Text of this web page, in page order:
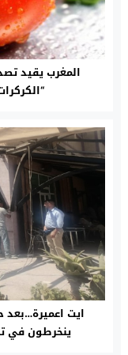
المغرب يقيد
ايت
ينخرطون في